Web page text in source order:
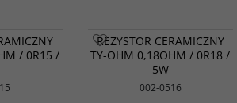
/ 0R15 /
REZYSTOR CERAMICZNY
TY-OHM 0,18OHM / 0R18 /
5W
002-0516